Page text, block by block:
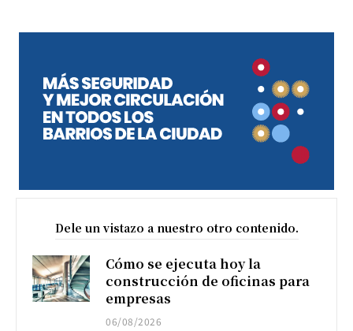
Dele un vistazo a nuestro otro contenido.
Cómo se ejecuta hoy la
construcción de oficinas para
empresas
06/08/2026